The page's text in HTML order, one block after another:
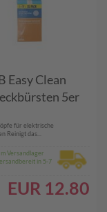
Easy Clean
5er
für elektrische
Reinigt das...
Im Versandlager
in 5-7
EUR 12.80